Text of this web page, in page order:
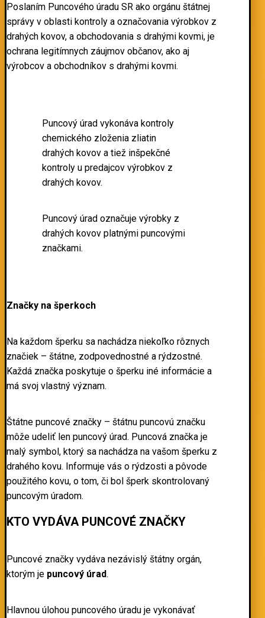
Poslaním Puncového úradu SR ako orgánu štátnej
správy v oblasti kontroly a označovania výrobkov z
drahých kovov, a obchodovania s drahými kovmi, je
ochrana legitímnych záujmov občanov, ako aj
výrobcov a obchodníkov s drahými kovmi.
Puncový úrad vykonáva kontroly
chemického zloženia zliatin
drahých kovov a tiež inšpekčné
kontroly u predajcov výrobkov z
drahých kovov.
Puncový úrad označuje výrobky z
drahých kovov platnými puncovými
značkami.
Značky na šperkoch
Na každom šperku sa nachádza niekoľko rôznych
značiek – štátne, zodpovednostné a rýdzostné.
Každá značka poskytuje o šperku iné informácie a
má svoj vlastný význam.
Štátne puncové značky – štátnu puncovú značku
môže udeliť len puncový úrad. Puncová značka je
malý symbol, ktorý sa nachádza na vašom šperku z
drahého kovu. Informuje vás o rýdzosti a pôvode
použitého kovu, o tom, či bol šperk skontrolovaný
puncovým úradom.
KTO VYDÁVA PUNCOVÉ ZNAČKY
Puncové značky vydáva nezávislý štátny orgán,
ktorým je puncový úrad.
Hlavnou úlohou puncového úradu je vykonávať